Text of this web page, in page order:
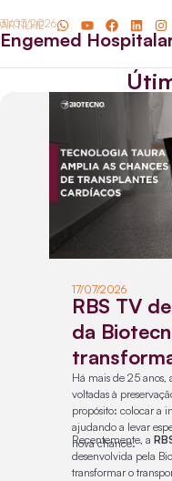
Suporte
31/03/2026
Engemed
17/07/2026
RBS TV
da
de órgãos
Há mais de 25 anos,
voltadas à
propósito: colocar a
ajudando a levar
nova chance.
Recentemente, a
desenvolvida pela
transformar o